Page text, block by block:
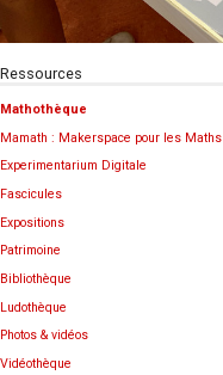
Ressources
Mathothèque
Mamath : Makerspace pour les Maths
Experimentarium Digitale
Fascicules
Expositions
Patrimoine
Bibliothèque
Ludothèque
Photos & vidéos
Vidéothèque